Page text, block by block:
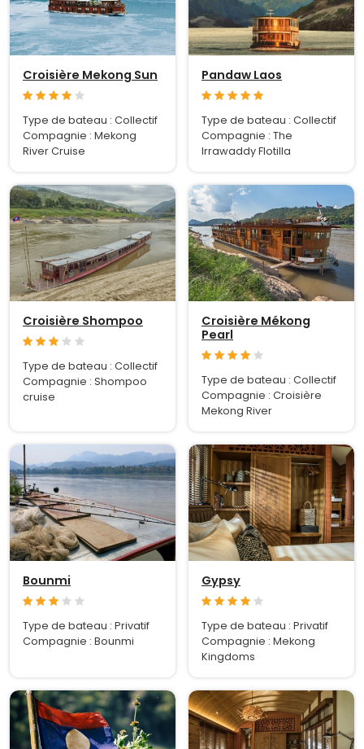
Croisière Mekong Sun
Type de bateau : Collectif
Compagnie : Mekong
River Cruise
Pandaw Laos
Type de bateau : Collectif
Compagnie : The
Irrawaddy Flotilla
Croisière Shompoo
Type de bateau : Collectif
Compagnie : Shompoo
cruise
Croisière Mékong
Pearl
Type de bateau : Collectif
Compagnie : Croisière
Mekong River
Bounmi
Type de bateau : Privatif
Compagnie : Bounmi
Gypsy
Type de bateau : Privatif
Compagnie : Mekong
Kingdoms